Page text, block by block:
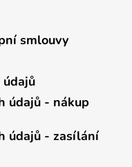
smlouvy
údajů - nákup
údajů - zasílání